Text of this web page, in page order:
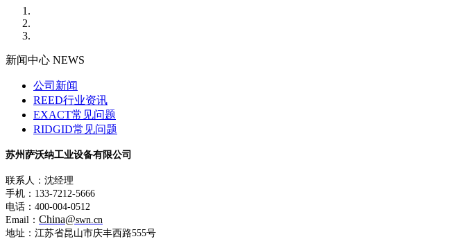
新闻中心 NEWS
公司新闻
REED行业资讯
EXACT常见问题
RIDGID常见问题
苏州萨沃纳工业设备有限公司
联系人：沈经理
手机：133-7212-5666
电话：400-004-0512
Email： China@swn.cn
地址：江苏省昆山市庆丰西路555号